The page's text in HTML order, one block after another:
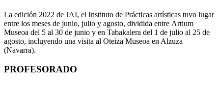
La edición 2022 de JAI, el Instituto de Prácticas artísticas tuvo lugar
entre los meses de junio, julio y agosto, dividida entre Artium
Museoa del 5 al 30 de junio y en Tabakalera del 1 de julio al 25 de
agosto, incluyendo una visita al Oteiza Museoa en Alzuza
(Navarra).
PROFESORADO